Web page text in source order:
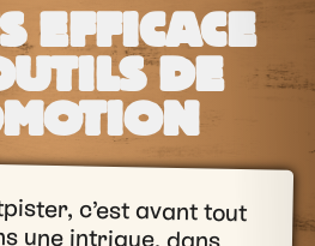
EFFICACE
DE
c’est avant tout
une intrigue, dans
Quel que soit votre
idéal pour capter
en avant des